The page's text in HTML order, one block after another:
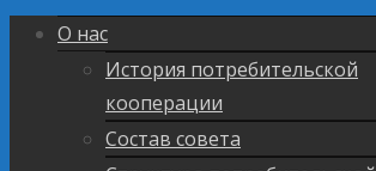
О нас
История потребительской
кооперации
Состав совета